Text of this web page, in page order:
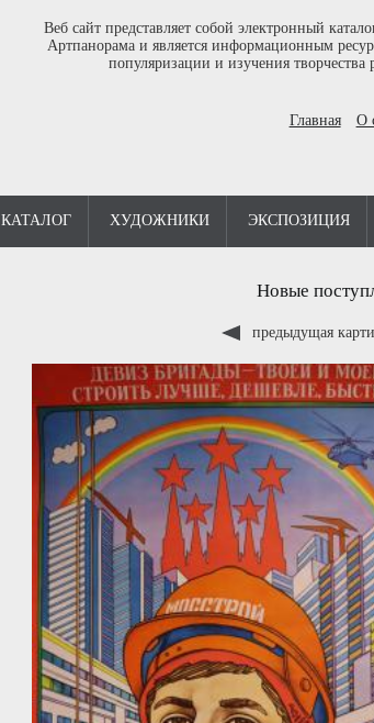
Веб сайт представляет собой электронный
Артпанорама и является информационным
популяризации и изучения творчества
Главная О
КАТАЛОГ ХУДОЖНИКИ ЭКСПОЗИЦИЯ
Новые
предыдущая